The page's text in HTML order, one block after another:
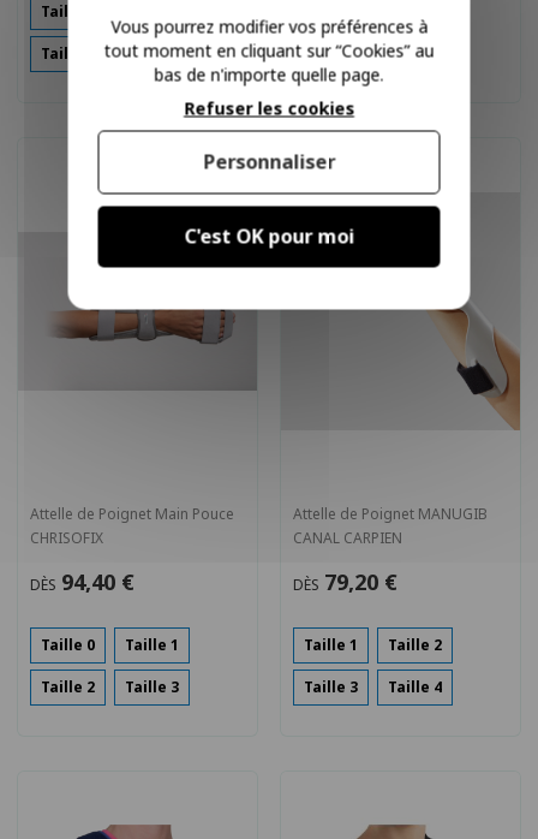
Taille 0
Taille 2 Taille 3 Taille 2 Taille 3
Attelle de Poignet Main Pouce
CHRISOFIX
DÈS 94,40 €
Taille 0 Taille 1
Taille 2 Taille 3
Attelle de Poignet MANUGIB
CANAL CARPIEN
DÈS 79,20 €
Taille 1 Taille 2
Taille 3 Taille 4
Vous pourrez modifier vos préférences à
tout moment en cliquant sur “Cookies” au
bas de n'importe quelle page.
C'est OK pour moi
Refuser les cookies
Personnaliser